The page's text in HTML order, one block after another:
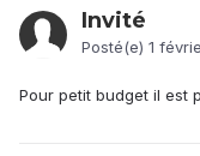
Invité
Posté(e) 1
Pour petit budget il est